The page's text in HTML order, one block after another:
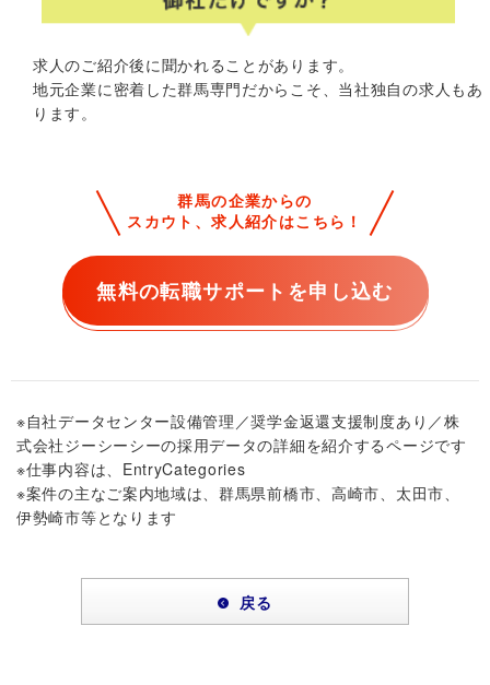
求人のご紹介後に聞かれることがあります。
地元企業に密着した群馬専門だからこそ、当社独自の求人もあ
ります。
群馬の企業からの
スカウト、求人紹介はこちら！
無料の転職サポートを申し込む
※自社データセンター設備管理／奨学金返還支援制度あり／株
式会社ジーシーシーの採用データの詳細を紹介するページです
※仕事内容は、EntryCategories
※案件の主なご案内地域は、群馬県前橋市、高崎市、太田市、
伊勢崎市等となります
戻る